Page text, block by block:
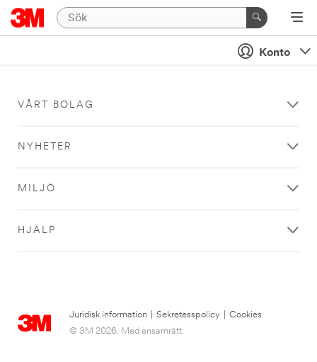
Konto
VÅRT BOLAG
NYHETER
MILJÖ
HJÄLP
Juridisk information Sekretesspolicy
Cookies
© 3M 2026. Med ensamrätt.